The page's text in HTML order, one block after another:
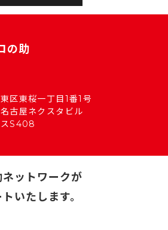
の助
区東桜一丁目1番1号
古屋ネクスタビル
スS408
ットワークが
いたします。